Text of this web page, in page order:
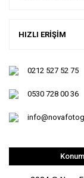
HIZLI ERİŞİM
0212 527 52 75
0530 728 00 36